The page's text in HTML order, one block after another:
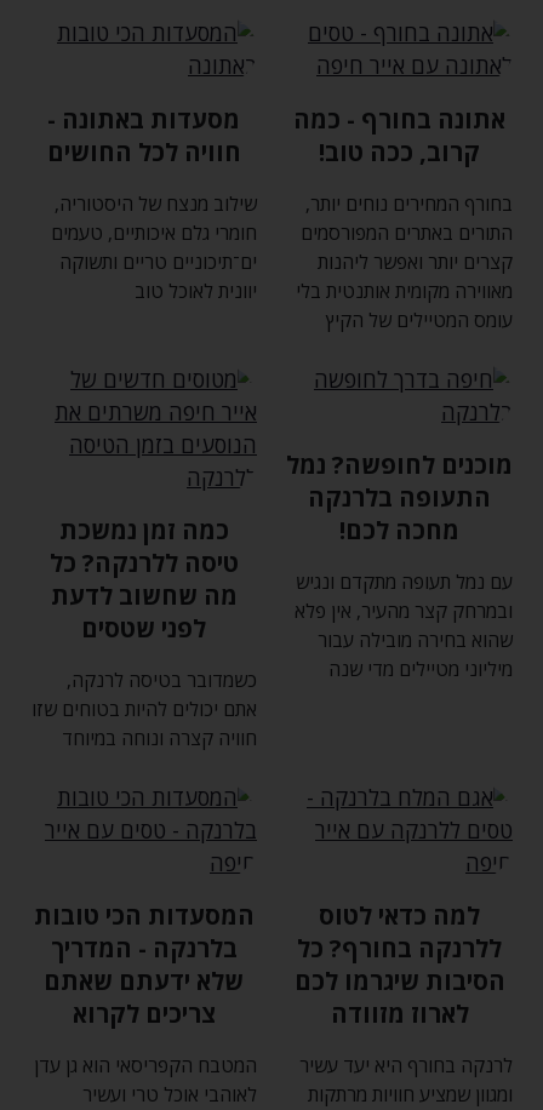
אתונה בחורף - כמה
קרוב‚ ככה טוב!
בחורף המחירים נוחים יותר‚
התורים באתרים המפורסמים
קצרים יותר ואפשר ליהנות
מאווירה מקומית אותנטית בלי
עומס המטיילים של הקיץ
מסעדות באתונה -
חוויה לכל החושים
שילוב מנצח של היסטוריה‚
חומרי גלם איכותיים‚ טעמים
ים־תיכוניים טריים ותשוקה
יוונית לאוכל טוב
מוכנים לחופשה? נמל
התעופה בלרנקה
מחכה לכם!
עם נמל תעופה מתקדם ונגיש
ובמרחק קצר מהעיר‚ אין פלא
שהוא בחירה מובילה עבור
מיליוני מטיילים מדי שנה
כמה זמן נמשכת
טיסה ללרנקה? כל
מה שחשוב לדעת
לפני שטסים
כשמדובר בטיסה לרנקה‚
אתם יכולים להיות בטוחים שזו
חוויה קצרה ונוחה במיוחד
למה כדאי לטוס
ללרנקה בחורף? כל
הסיבות שיגרמו לכם
לארוז מזוודה
לרנקה בחורף היא יעד עשיר
ומגוון שמציע חוויות מרתקות
המסעדות הכי טובות
בלרנקה - המדריך
שלא ידעתם שאתם
צריכים לקרוא
המטבח הקפריסאי הוא גן עדן
לאוהבי אוכל טרי ועשיר